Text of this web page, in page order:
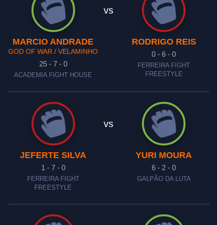
MARCIO ANDRADE
GOD OF WAR / VELAMINHO
25 - 7 - 0
ACADEMIA FIGHT HOUSE
vs
RODRIGO REIS
0 - 6 - 0
FERREIRA FIGHT
FREESTYLE
JEFERTE SILVA
1 - 7 - 0
FERREIRA FIGHT
FREESTYLE
vs
YURI MOURA
6 - 2 - 0
GALPÃO DA LUTA